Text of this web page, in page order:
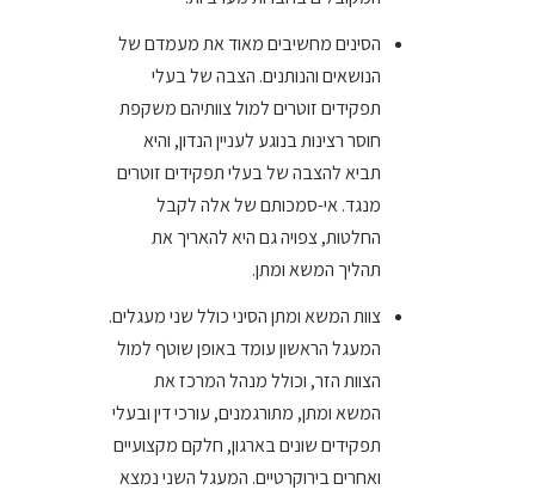
הסינים מחשיבים מאוד את מעמדם של
הנושאים והנותנים. הצבה של בעלי
תפקידים זוטרים למול צוותיהם משקפת
חוסר רצינות בנוגע לעניין הנדון, והיא
תביא להצבה של בעלי תפקידים זוטרים
מנגד. אי-סמכותם של אלה לקבל
החלטות, צפויה גם היא להאריך את
תהליך המשא ומתן.
צוות המשא ומתן הסיני כולל שני מעגלים.
המעגל הראשון עומד באופן שוטף למול
הצוות הזר, וכולל מנהל המרכז את
המשא ומתן, מתורגמנים, עורכי דין ובעלי
תפקידים שונים בארגון, חלקם מקצועיים
ואחרים בירוקרטיים. המעגל השני נמצא